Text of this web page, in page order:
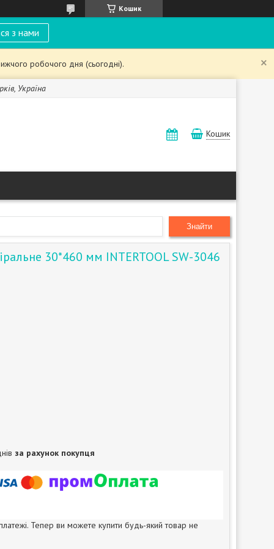
Кошик
з нами
робочого дня (сьогодні).
Україна
Кошик
Знайти
30*460 мм INTERTOOL SW-3046
за рахунок покупця
Тепер ви можете купити будь-який товар не